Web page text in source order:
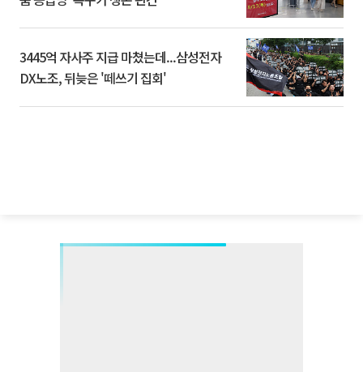
3445억 자사주 지급 마쳤는데...삼성전자
DX노조, 뒤늦은 '떼쓰기 집회'